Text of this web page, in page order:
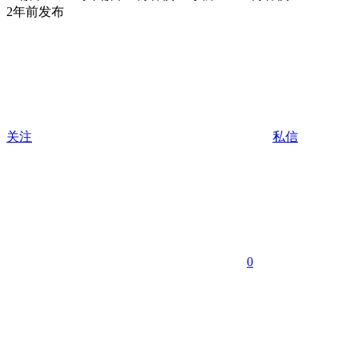
2年前发布
关注 私信
0